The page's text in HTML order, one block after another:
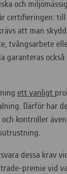
och
certifieringen: till
att man
tvångsarbete
garanteras
ett vanligt
Därför har
kontroller
dessa krav
premie vid